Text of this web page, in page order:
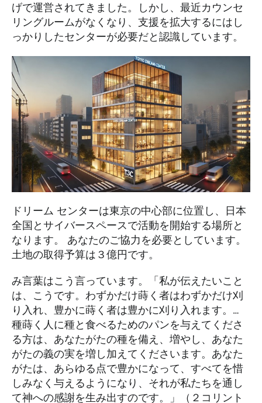
げで運営されてきました。しかし、最近カウンセ
リングルームがなくなり、支援を拡大するにはし
っかりしたセンターが必要だと認識しています。
ドリーム センターは東京の中心部に位置し、日本
全国とサイバースペースで活動を開始する場所と
なります。 あなたのご協力を必要としています。
土地の取得予算は３億円です。
み言葉はこう言っています。「私が伝えたいこと
は、こうです。わずかだけ蒔く者はわずかだけ刈
り入れ、豊かに蒔く者は豊かに刈り入れます。…
種蒔く人に種と食べるためのパンを与えてくださ
る方は、あなたがたの種を備え、増やし、あなた
がたの義の実を増し加えてくださいます。あなた
がたは、あらゆる点で豊かになって、すべてを惜
しみなく与えるようになり、それが私たちを通し
て神への感謝を生み出すのです。」（２コリント